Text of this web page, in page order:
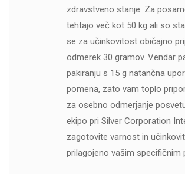
zdravstveno stanje. Za
tehtajo več kot 50 kg ali so
se za učinkovitost običajno
odmerek 30 gramov. Vendar
pakiranju s 15 g natančna
pomena, zato vam toplo
za osebno odmerjanje
ekipo pri Silver Corporation
zagotovite varnost in
prilagojeno vašim specifičnim